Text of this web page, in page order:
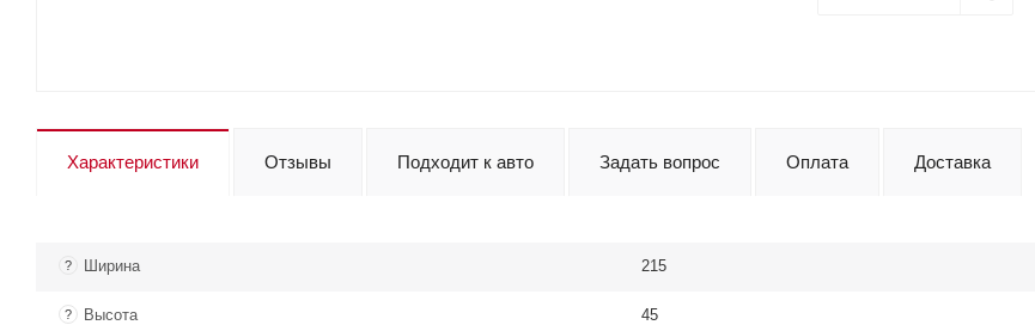
Характеристики Отзывы Подходит к авто Задать вопрос Оплата Доставка
? Ширина 215
? Высота 45